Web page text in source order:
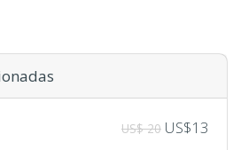
US$ 20 US$13